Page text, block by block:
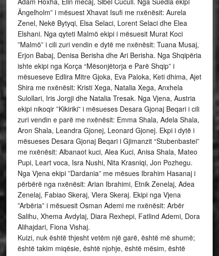
Ängelholm” i mësuest Xhavat Isufi me nxënësit: Aurela
Zenel, Nekë Bytyqi, Elsa Selaci, Lorent Selaci dhe Elea
Elshani. Nga qyteti Malmö ekipi i mësuesit Murat Koci
”Malmö” i cili zuri vendin e dytë me nxënësit: Tuana Musaj,
Erjon Babaj, Denisa Berisha dhe Ari Berisha. Nga Shqipëria
ishte ekipi nga Korça “Mësonjëtorja e Parë Shqip” i
mësueseve Edlira Mitre Gjoka, Eva Paloka, Keti dhima, Ajet
Shira me nxënësit: Kristi Xega, Natalia Xega, Anxhela
Sulollari, Iris Jorgji dhe Natalia Tresak. Nga Vjena, Austria
ekipi nikoqir ”Kikiriki” i mësueses Desara Gjonaj Beqari i cili
zuri vendin e parë me nxënësit: Emma Shala, Adela Shala,
Aron Shala, Leandra Gjonej, Leonard Gjonej. Ekpi i dytë i
mësueses Desara Gjonaj Beqari i Gjimanzit “Stubenbastei”
me nxënësit: Albanaot kuci, Alea Kuci, Anisa Shala, Mateo
Pupi, Leart voca, Isra Nushi, Nita Krasniqi, Jon Pozhegu.
Nga Vjena ekipi ”Dardania” me mësues Ibrahim Hasanaj i
përbërë nga nxënësit: Arian Ibrahimi, Etnik Zenelaj, Adea
Zenelaj, Fabiao Skeraj, Vlera Skeraj. Ekipi nga Vjena
”Arbëria” i mësuesit Osman Ademi me nxënësit: Arbër
Salihu, Xhema Avdylaj, Diara Rexhepi, Fatlind Ademi, Dora
Alihajdari, Fiona Vishaj.
Kuizi, nuk është thjesht vetëm një garë, është më shumë;
është takim miqësie, është njohje, është mësim, është